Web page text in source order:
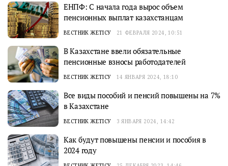
ЕНПФ: С начала года вырос объем
пенсионных выплат казахстанцам
ВЕСТНИК ЖЕТІСУ 21 ФЕВРАЛЯ 2024, 10:51
В Казахстане ввели обязательные
пенсионные взносы работодателей
ВЕСТНИК ЖЕТІСУ 14 ЯНВАРЯ 2024, 18:10
Все виды пособий и пенсий повышены на 7%
в Казахстане
ВЕСТНИК ЖЕТІСУ 3 ЯНВАРЯ 2024, 14:42
Как будут повышены пенсии и пособия в
2024 году